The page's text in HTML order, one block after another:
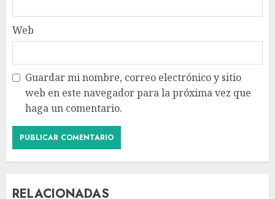
Web
Guardar mi nombre, correo electrónico y sitio
web en este navegador para la próxima vez que
haga un comentario.
RELACIONADAS